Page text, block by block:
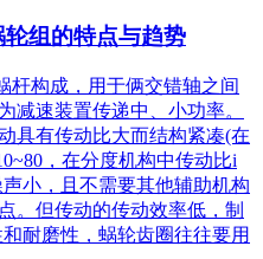
组的特点与趋势
杆构成，用于俩交错轴之间
减速装置传递中、小功率。
具有传动比大而结构紧凑(在
，在分度机构中传动比i
小，且不需要其他辅助机构
。但传动的传动效率低，制
耐磨性，蜗轮齿圈往往要用